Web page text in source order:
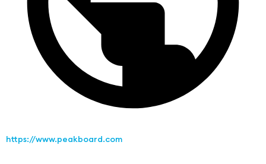
https://www.peakboard.com